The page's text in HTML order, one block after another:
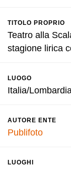
TITOLO PROPRIO
Teatro alla
stagione lirica
LUOGO
Italia/
AUTORE ENTE
Publifoto
LUOGHI